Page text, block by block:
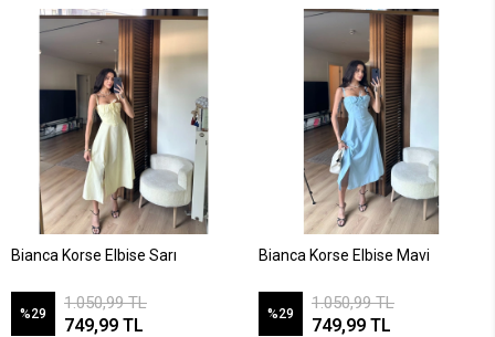
Bianca Korse Elbise Sarı
%29
1.050,99 TL
749,99 TL
Bianca Korse Elbise Mavi
%29
1.050,99 TL
749,99 TL